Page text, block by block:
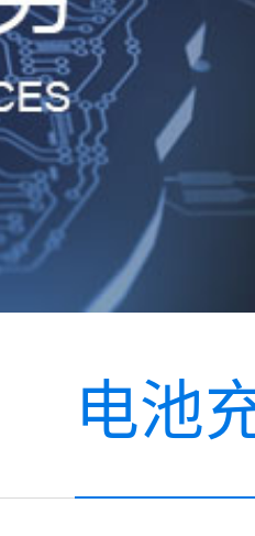
电池